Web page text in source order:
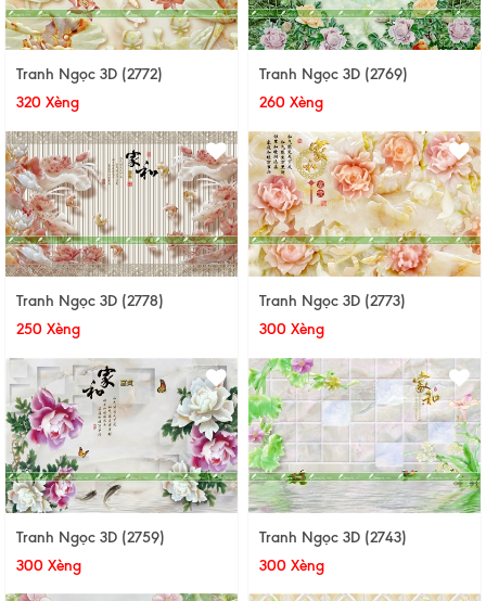
Tranh Ngọc 3D (2772)
320 Xèng
Tranh Ngọc 3D (2769)
260 Xèng
Tranh Ngọc 3D (2778)
250 Xèng
Tranh Ngọc 3D (2773)
300 Xèng
Tranh Ngọc 3D (2759)
300 Xèng
Tranh Ngọc 3D (2743)
300 Xèng